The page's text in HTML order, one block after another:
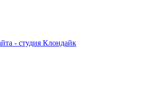
- студия Клондайк